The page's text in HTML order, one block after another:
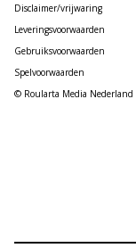
Disclaimer/vrijwaring
Leveringsvoorwaarden
Gebruiksvoorwaarden
Spelvoorwaarden
© Roularta Media Nederland